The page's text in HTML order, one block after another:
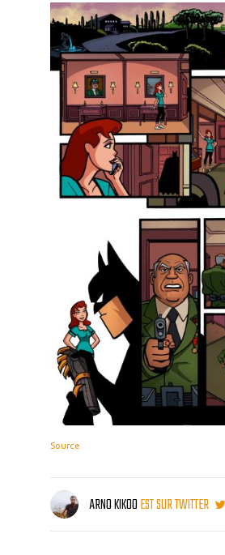
Source
ARNO KIKOOEST SUR TWITTER